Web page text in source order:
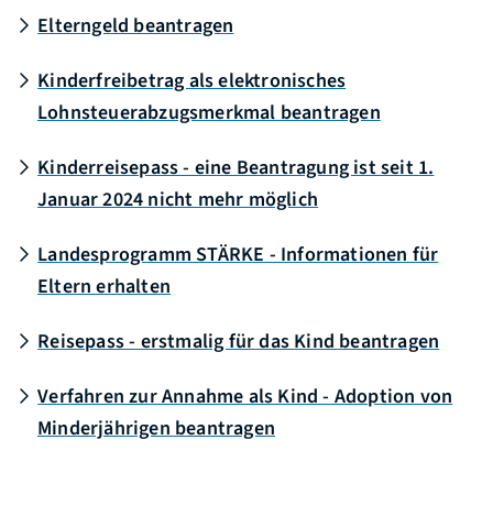
Elterngeld beantragen
Kinderfreibetrag als elektronisches
Lohnsteuerabzugsmerkmal beantragen
Kinderreisepass - eine Beantragung ist seit 1.
Januar 2024 nicht mehr möglich
Landesprogramm STÄRKE - Informationen für
Eltern erhalten
Reisepass - erstmalig für das Kind beantragen
Verfahren zur Annahme als Kind - Adoption von
Minderjährigen beantragen